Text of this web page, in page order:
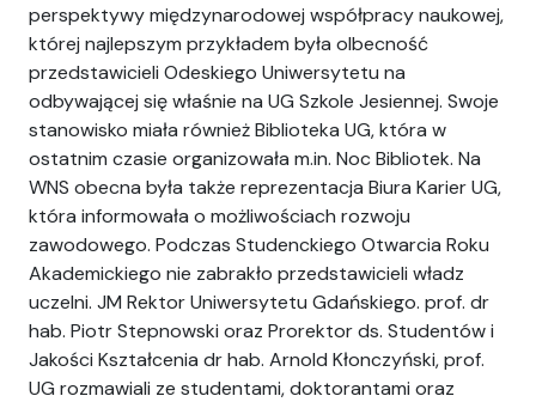
perspektywy międzynarodowej współpracy naukowej,
której najlepszym przykładem była olbecność
przedstawicieli Odeskiego Uniwersytetu na
odbywającej się właśnie na UG Szkole Jesiennej. Swoje
stanowisko miała również Biblioteka UG, która w
ostatnim czasie organizowała m.in. Noc Bibliotek. Na
WNS obecna była także reprezentacja Biura Karier UG,
która informowała o możliwościach rozwoju
zawodowego. Podczas Studenckiego Otwarcia Roku
Akademickiego nie zabrakło przedstawicieli władz
uczelni. JM Rektor Uniwersytetu Gdańskiego. prof. dr
hab. Piotr Stepnowski oraz Prorektor ds. Studentów i
Jakości Kształcenia dr hab. Arnold Kłonczyński, prof.
UG rozmawiali ze studentami, doktorantami oraz